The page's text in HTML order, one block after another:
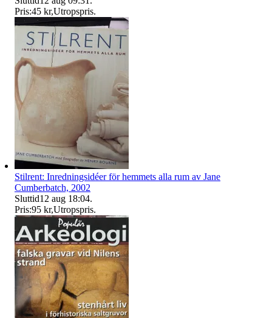
Pris:45 kr,Utropspris.
Stilrent: Inredningsidéer för hemmets alla rum av Jane
Cumberbatch, 2002
Sluttid12 aug 18:04.
Pris:95 kr,Utropspris.